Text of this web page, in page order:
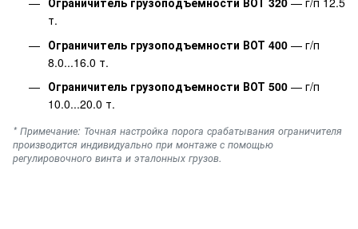
т.
Ограничитель грузоподъемности ВОТ 400 — г/п
8.0...16.0 т.
Ограничитель грузоподъемности ВОТ 500 — г/п
10.0...20.0 т.
* Примечание: Точная настройка порога срабатывания ограничителя
производится индивидуально при монтаже с помощью
регулировочного винта и эталонных грузов.